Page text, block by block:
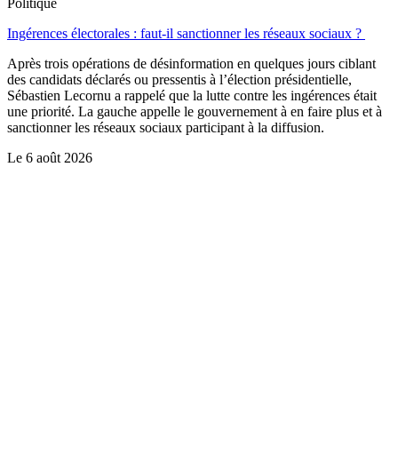
Ingérences électorales : faut-il sanctionner les réseaux sociaux ?
Après trois opérations de désinformation en quelques jours ciblant
des candidats déclarés ou pressentis à l’élection présidentielle,
Sébastien Lecornu a rappelé que la lutte contre les ingérences était
une priorité. La gauche appelle le gouvernement à en faire plus et à
sanctionner les réseaux sociaux participant à la diffusion.
Le 6 août 2026